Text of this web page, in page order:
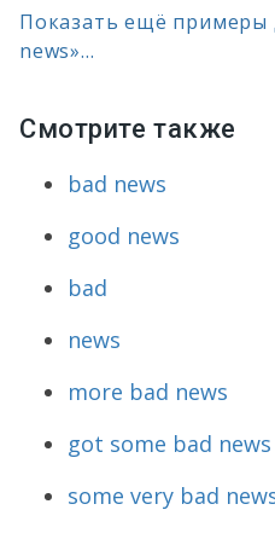
Показать ещё примеры
news»...
Смотрите также
bad news
good news
bad
news
more bad news
got some bad news
some very bad